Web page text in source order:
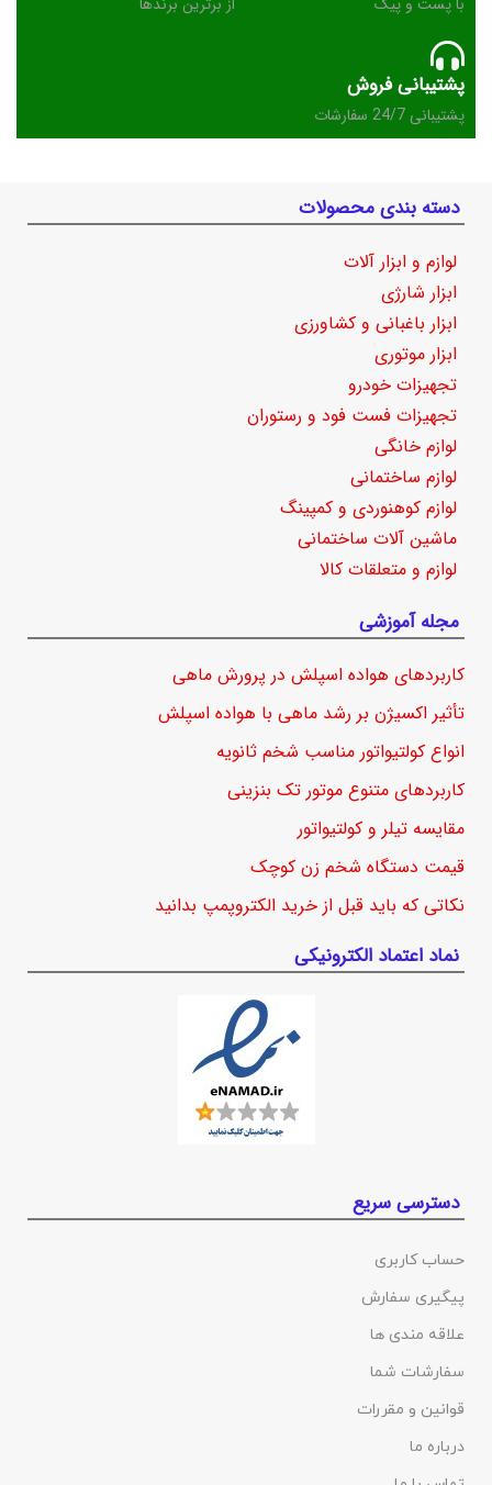
پشتیبانی فروش
پشتیبانی 24/7 سفارشات
دسته بندی محصولات
لوازم و ابزار آلات
ابزار شارژی
ابزار باغبانی و کشاورزی
ابزار موتوری
تجهیزات خودرو
تجهیزات فست فود و رستوران
لوازم خانگی
لوازم ساختمانی
لوازم کوهنوردی و کمپینگ
ماشین آلات ساختمانی
لوازم و متعلقات کالا
مجله آموزشی
کاربردهای هواده اسپلش در پرورش ماهی
تأثیر اکسیژن بر رشد ماهی با هواده اسپلش
انواع کولتیواتور مناسب شخم ثانویه
کاربردهای متنوع موتور تک بنزینی
مقایسه تیلر و کولتیواتور
قیمت دستگاه شخم زن کوچک
نکاتی که باید قبل از خرید الکتروپمپ بدانید
نماد اعتماد الکترونیکی
دسترسی سریع
حساب کاربری
پیگیری سفارش
علاقه مندی ها
سفارشات شما
قوانین و مقررات
درباره ما